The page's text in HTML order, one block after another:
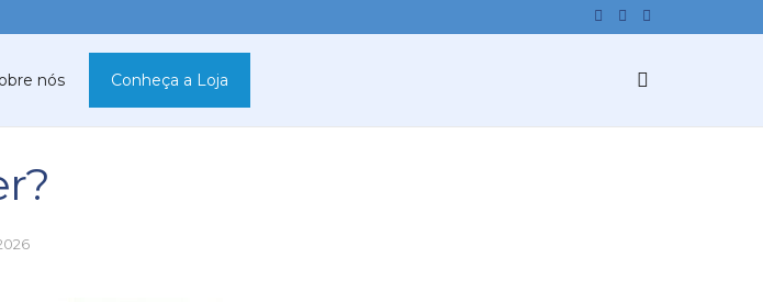
nós Conheça a Loja